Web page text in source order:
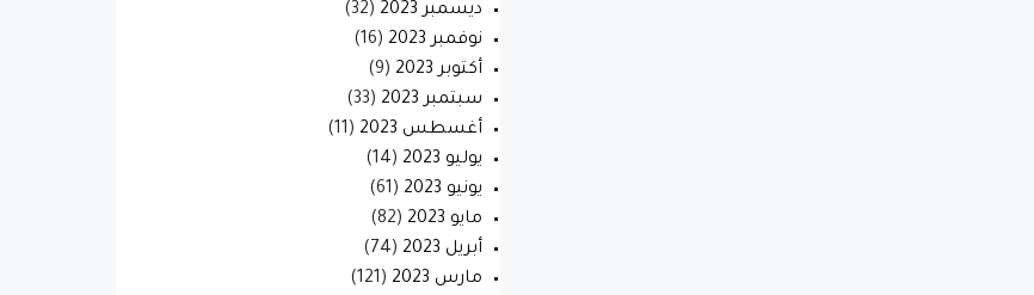
ديسمبر 2023
(32)
نوفمبر 2023
(16)
أكتوبر 2023
(9)
سبتمبر 2023
(33)
أغسطس 2023
(11)
يوليو 2023
(14)
يونيو 2023
(61)
مايو 2023
(82)
أبريل 2023
(74)
مارس 2023
(121)